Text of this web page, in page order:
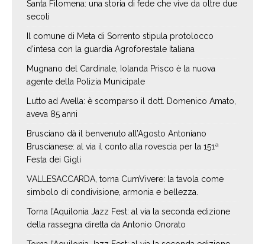
Santa Filomena: una storia di fede che vive da oltre due
secoli
Il comune di Meta di Sorrento stipula protolocco
d’intesa con la guardia Agroforestale Italiana
Mugnano del Cardinale, Iolanda Prisco è la nuova
agente della Polizia Municipale
Lutto ad Avella: è scomparso il dott. Domenico Amato,
aveva 85 anni
Brusciano dà il benvenuto all’Agosto Antoniano
Bruscianese: al via il conto alla rovescia per la 151ª
Festa dei Gigli
VALLESACCARDA, torna CumVivere: la tavola come
simbolo di condivisione, armonia e bellezza.
Torna l’Aquilonia Jazz Fest: al via la seconda edizione
della rassegna diretta da Antonio Onorato